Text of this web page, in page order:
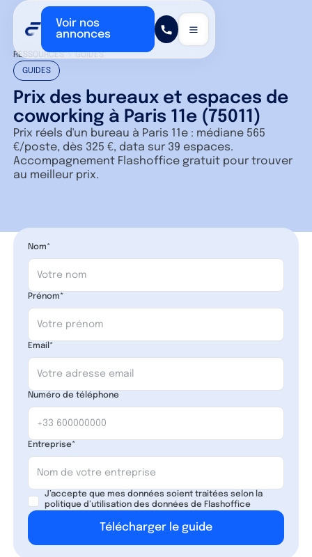
Voir nos
annonces
RESSOURCES
GUIDES
GUIDES
Prix des bureaux et espaces de
coworking à Paris 11e (75011)
Prix réels d'un bureau à Paris 11e : médiane 565
€/poste, dès 325 €, data sur 39 espaces.
Accompagnement Flashoffice gratuit pour trouver
au meilleur prix.
Nom*
Prénom*
Email*
Numéro de téléphone
Entreprise*
J’accepte que mes données soient traitées selon la
politique d’utilisation des données de Flashoffice